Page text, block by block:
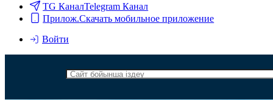
TG КаналTelegram Канал
Прилож.Скачать мобильное приложение
Войти